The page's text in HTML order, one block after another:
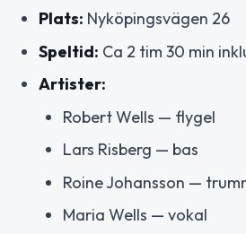
Plats: Nyköpingsvägen 26
Speltid: Ca 2 tim 30 min
Artister:
Robert Wells — flygel
Lars Risberg — bas
Roine Johansson —
Maria Wells — vokal